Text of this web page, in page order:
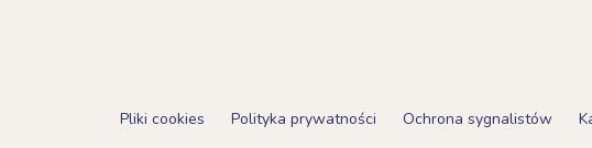
Pliki cookies Polityka prywatności Ochrona sygnalistów